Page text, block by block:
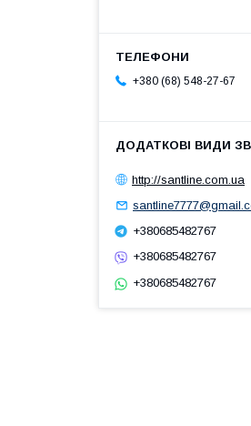
+380 (68) 548-27-67
http://santline.com.ua
+380685482767
+380685482767
+380685482767